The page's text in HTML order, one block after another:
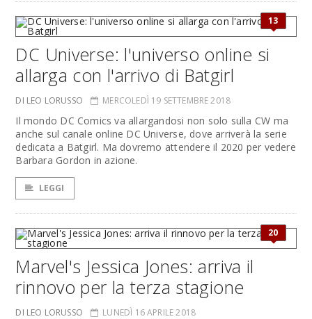
13
DC Universe: l'universo online si
allarga con l'arrivo di Batgirl
DI LEO LORUSSO MERCOLEDÌ 19 SETTEMBRE 2018
Il mondo DC Comics va allargandosi non solo sulla CW ma
anche sul canale online DC Universe, dove arriverà la serie
dedicata a Batgirl. Ma dovremo attendere il 2020 per vedere
Barbara Gordon in azione.
LEGGI
20
Marvel's Jessica Jones: arriva il
rinnovo per la terza stagione
DI LEO LORUSSO LUNEDÌ 16 APRILE 2018